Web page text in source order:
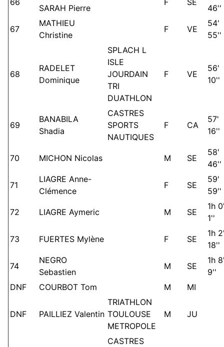
SARAH Pierre
46''
67
MATHIEU
Christine
F VE
54'
55''
68
RADELET
Dominique
SPLACH L
ISLE
JOURDAIN
TRI
DUATHLON
F VE
56'
10''
69
BANABILA
Shadia
CASTRES
SPORTS
NAUTIQUES
F CA
57'
16''
70 MICHON Nicolas M SE
58'
46''
71
LIAGRE Anne-
Clémence
F SE
59'
59''
72 LIAGRE Aymeric M SE
1h
1''
73 FUERTES Mylène F SE
1h
18''
74
NEGRO
Sebastien
M SE
1h
9''
DNF
COURBOT Tom M MI
DNF PAILLIEZ Valentin
TRIATHLON
TOULOUSE
METROPOLE
M JU
CASTRES